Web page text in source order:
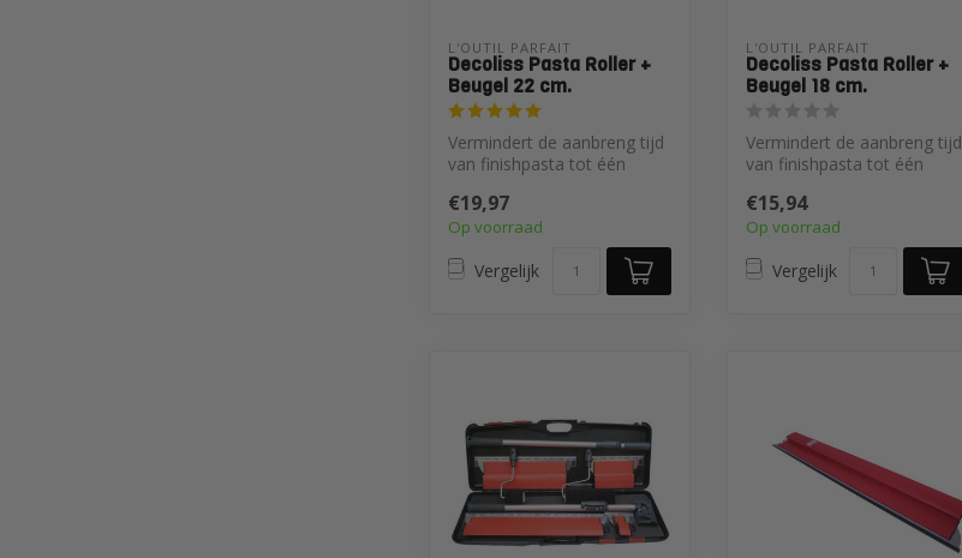
L'OUTIL PARFAIT
Decoliss Pasta Roller +
Beugel 22 cm.
Vermindert de aanbreng tijd
van finishpasta tot één
traditi...
€19,97
Op voorraad
Vergelijk
L'OUTIL PARFAIT
Decoliss Pasta Roller +
Beugel 18 cm.
Vermindert de aanbreng tijd
van finishpasta tot één
traditi...
€15,94
Op voorraad
Vergelijk